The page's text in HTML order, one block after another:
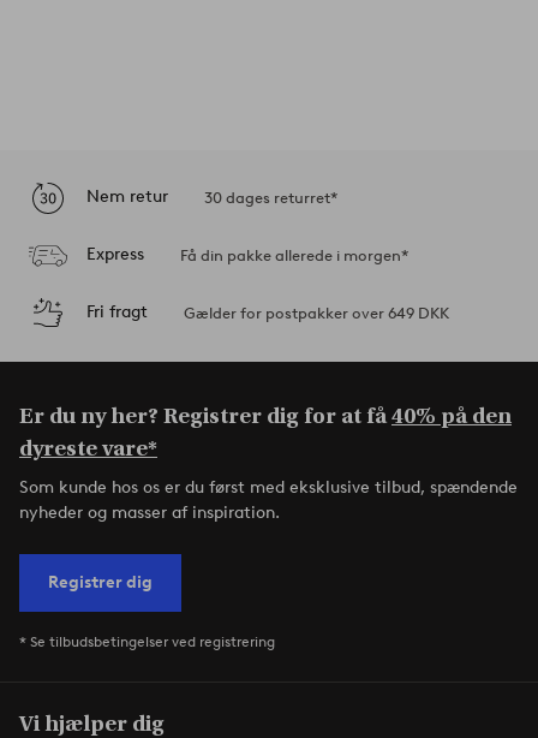
Nem retur 30 dages returret*
Express Få din pakke allerede i morgen*
Fri fragt Gælder for postpakker over 649 DKK
Er du ny her? Registrer dig for at få40% på den
dyreste vare*
Som kunde hos os er du først med eksklusive tilbud, spændende
nyheder og masser af inspiration.
Registrer dig
* Se tilbudsbetingelser ved registrering
Vi hjælper dig